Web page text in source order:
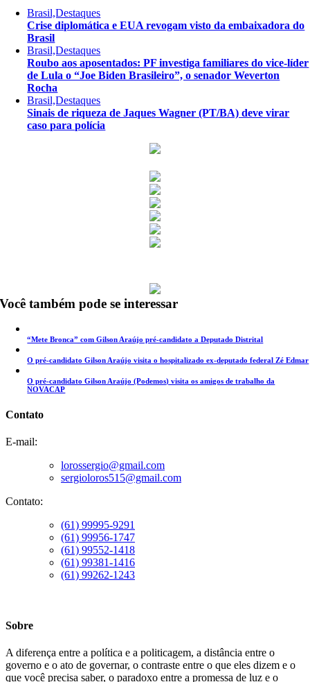
Brasil,Destaques
Crise diplomática e EUA revogam visto da embaixadora do
Brasil
Brasil,Destaques
Roubo aos aposentados: PF investiga familiares do vice-líder
de Lula o “Joe Biden Brasileiro”, o senador Weverton
Rocha
Brasil,Destaques
Sinais de riqueza de Jaques Wagner (PT/BA) deve virar
caso para polícia
Você também pode se interessar
“Mete Bronca” com Gilson Araújo pré-candidato a Deputado Distrital
O pré-candidato Gilson Araújo visita o hospitalizado ex-deputado federal Zé Edmar
O pré-candidato Gilson Araújo (Podemos) visita os amigos de trabalho da
NOVACAP
Contato
E-mail:
lorossergio@gmail.com
sergioloros515@gmail.com
Contato:
(61) 99995-9291
(61) 99956-1747
(61) 99552-1418
(61) 99381-1416
(61) 99262-1243
Sobre
A diferença entre a política e a politicagem, a distância entre o
governo e o ato de governar, o contraste entre o que eles dizem e o
que você precisa saber, o paradoxo entre a promessa de luz e o